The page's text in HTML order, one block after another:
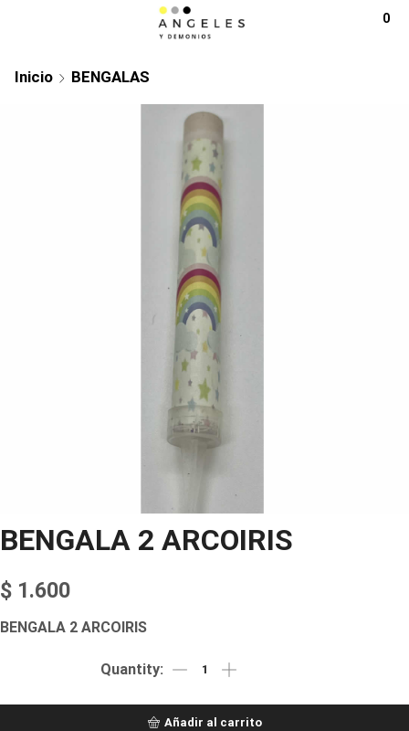
0
Inicio BENGALAS
BENGALA 2 ARCOIRIS
$ 1.600
BENGALA 2 ARCOIRIS
Añadir al carrito